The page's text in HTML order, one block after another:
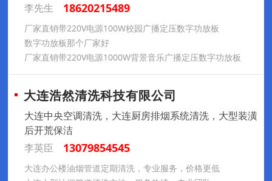
李先生
18620215489
厂家直销带220V电源100W校园广播定压数字功放板
数字功放板那个厂家好
厂家直销带220V电源1000W背景音乐广播定压数字功放板
大连浩然清洗科技有限公司
大连中央空调清洗，大连厨房排烟系统清洗，大型装潢
后开荒保洁
李英臣
13079854545
大连办公楼油烟管道定期清洗，专业服务，价格更低